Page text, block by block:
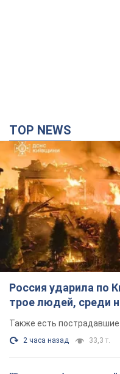
TOP NEWS
Россия ударила по
трое людей, среди
Также есть пострадавшие
2 часа назад 33,3 т.